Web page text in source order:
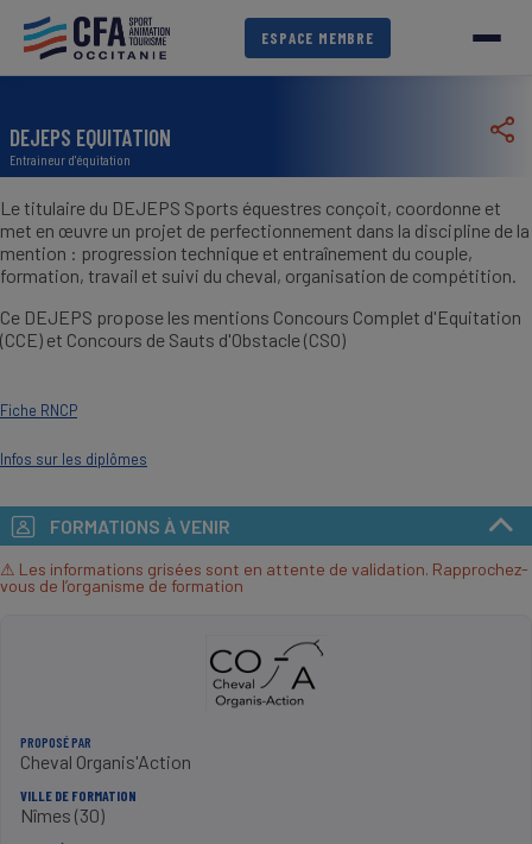
contenu
principal
ESPACE MEMBRE
DEJEPS EQUITATION
Entraineur d'équitation
Le titulaire du DEJEPS Sports équestres conçoit, coordonne et
met en œuvre un projet de perfectionnement dans la discipline de la
mention : progression technique et entraînement du couple,
formation, travail et suivi du cheval, organisation de compétition.
Ce DEJEPS propose les mentions Concours Complet d'Equitation
(CCE) et Concours de Sauts d'Obstacle (CSO)
Fiche RNCP
Infos sur les diplômes
FORMATIONS À VENIR
⚠ Les informations grisées sont en attente de validation. Rapprochez-
vous de l’organisme de formation
PROPOSÉ PAR
Cheval Organis'Action
VILLE DE FORMATION
Nîmes (30)